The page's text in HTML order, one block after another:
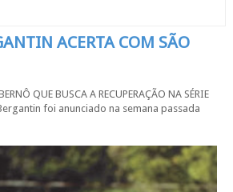
ACERTA COM SÃO
QUE BUSCA A RECUPERAÇÃO NA SÉRIE
foi anunciado na semana passada